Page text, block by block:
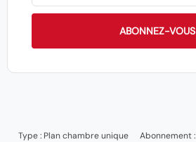
ABONNEZ-VOUS
Type : Plan chambre unique Abonnement :